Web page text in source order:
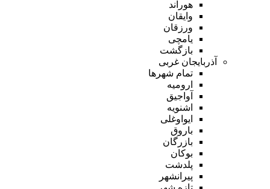
هوراند
وایقان
ورزقان
یامچی
بازگشت
آذربایجان غربی
تمام شهر‌ها
ارومیه
آواجیق
اشنویه
ایواوغلی
باروق
بازرگان
بوکان
پلدشت
پیرانشهر